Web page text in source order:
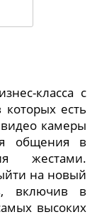
класса с
есть
камеры
общения в
жестами.
на новый
включив в
высоких